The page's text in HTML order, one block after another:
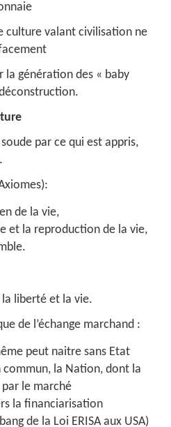
culture valant civilisation ne
la génération des « baby
par ce qui est appris,
de la vie,
et la reproduction de la vie,
liberté et la vie.
de l’échange marchand :
peut naitre sans Etat
commun, la Nation, dont la
le marché
la financiarisation
de la Loi ERISA aux USA)